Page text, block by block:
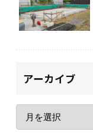
アーカイブ